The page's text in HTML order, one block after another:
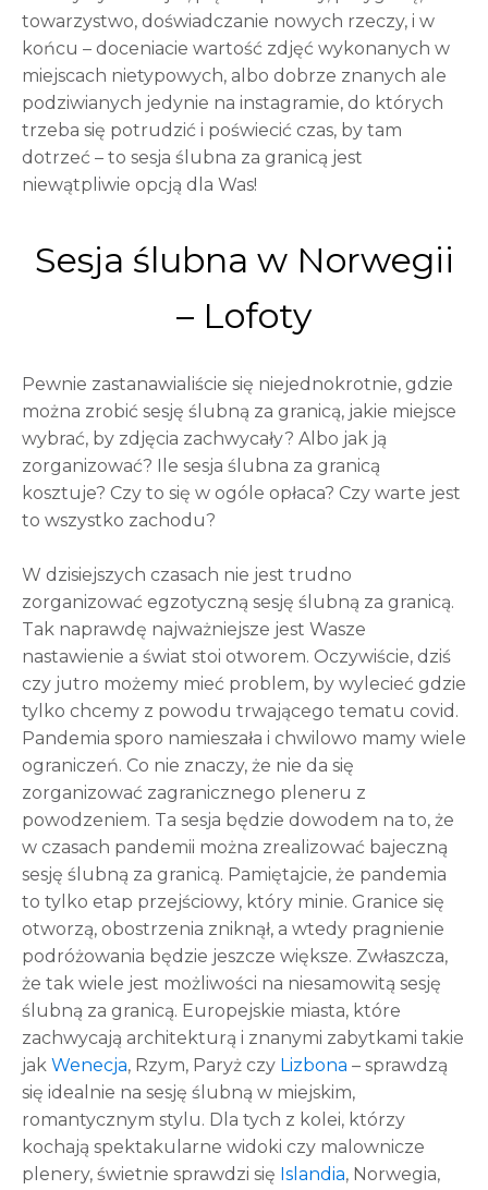
towarzystwo, doświadczanie nowych rzeczy, i w
końcu – doceniacie wartość zdjęć wykonanych w
miejscach nietypowych, albo dobrze znanych ale
podziwianych jedynie na instagramie, do których
trzeba się potrudzić i poświecić czas, by tam
dotrzeć – to sesja ślubna za granicą jest
niewątpliwie opcją dla Was!
Sesja ślubna w Norwegii
– Lofoty
Pewnie zastanawialiście się niejednokrotnie, gdzie
można zrobić sesję ślubną za granicą, jakie miejsce
wybrać, by zdjęcia zachwycały? Albo jak ją
zorganizować? Ile sesja ślubna za granicą
kosztuje? Czy to się w ogóle opłaca? Czy warte jest
to wszystko zachodu?
W dzisiejszych czasach nie jest trudno
zorganizować egzotyczną sesję ślubną za granicą.
Tak naprawdę najważniejsze jest Wasze
nastawienie a świat stoi otworem. Oczywiście, dziś
czy jutro możemy mieć problem, by wylecieć gdzie
tylko chcemy z powodu trwającego tematu covid.
Pandemia sporo namieszała i chwilowo mamy wiele
ograniczeń. Co nie znaczy, że nie da się
zorganizować zagranicznego pleneru z
powodzeniem. Ta sesja będzie dowodem na to, że
w czasach pandemii można zrealizować bajeczną
sesję ślubną za granicą. Pamiętajcie, że pandemia
to tylko etap przejściowy, który minie. Granice się
otworzą, obostrzenia zniknął, a wtedy pragnienie
podróżowania będzie jeszcze większe. Zwłaszcza,
że tak wiele jest możliwości na niesamowitą sesję
ślubną za granicą. Europejskie miasta, które
zachwycają architekturą i znanymi zabytkami takie
jak Wenecja, Rzym, Paryż czy Lizbona – sprawdzą
się idealnie na sesję ślubną w miejskim,
romantycznym stylu. Dla tych z kolei, którzy
kochają spektakularne widoki czy malownicze
plenery, świetnie sprawdzi się Islandia, Norwegia,